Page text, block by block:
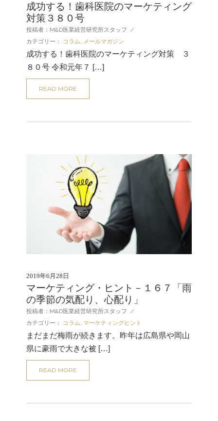
成功する！歯科医院のマーケティング
対策３８０号
投稿者：M&D医業経営研究所スタッフ /
カテゴリー：
コラム, メールマガジン
成功する！歯科医院のマーケティング対策 ３
８０号 令和元年７ […]
READ MORE
2019年6月28日
マーケティング・ヒント－１６７「雨
の季節の気配り、心配り」
投稿者：M&D医業経営研究所スタッフ /
カテゴリー：
コラム, マーケティングヒント
まだまだ梅雨が続きます。昨年は広島県や岡山
県に豪雨で大きな被 […]
READ MORE